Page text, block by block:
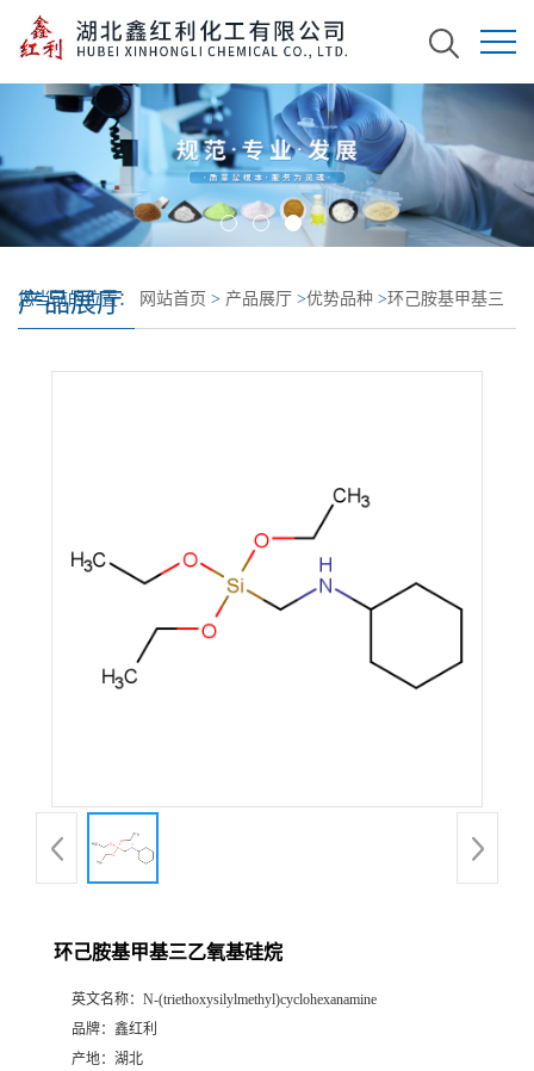
产品展厅
您当前的位置： 网站首页 > 产品展厅 >优势品种 >环己胺基甲基三
环己胺基甲基三乙氧基硅烷
英文名称： N-(triethoxysilylmethyl)cyclohexanamine
品牌： 鑫红利
产地： 湖北